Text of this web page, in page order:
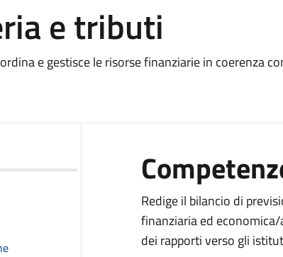
e tributi
e gestisce le risorse finanziarie in coerenza
Redige il bilancio di
finanziaria ed
dei rapporti verso gli